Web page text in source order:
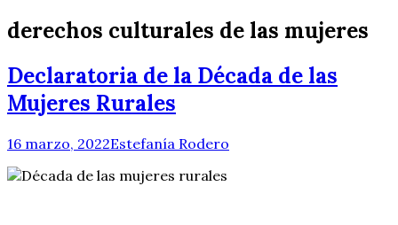
derechos culturales de las mujeres
Declaratoria de la Década de las
Mujeres Rurales
16 marzo, 2022Estefanía Rodero